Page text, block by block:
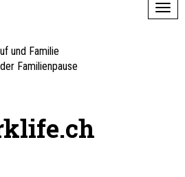
und Familie
Familienpause